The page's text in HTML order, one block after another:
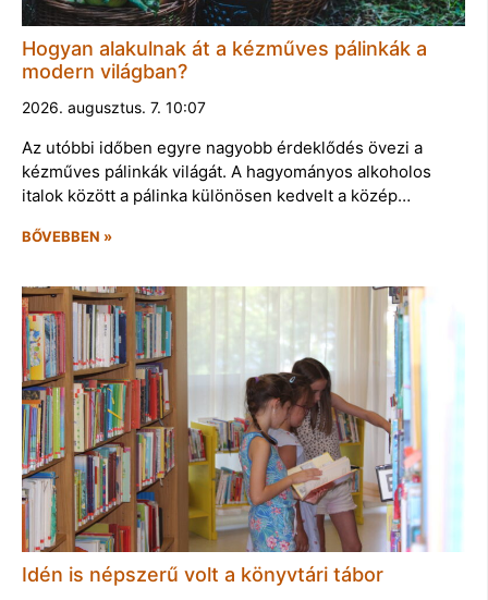
Hogyan alakulnak át a kézműves pálinkák a
modern világban?
2026. augusztus. 7. 10:07
Az utóbbi időben egyre nagyobb érdeklődés övezi a
kézműves pálinkák világát. A hagyományos alkoholos
italok között a pálinka különösen kedvelt a közép…
BŐVEBBEN »
Idén is népszerű volt a könyvtári tábor